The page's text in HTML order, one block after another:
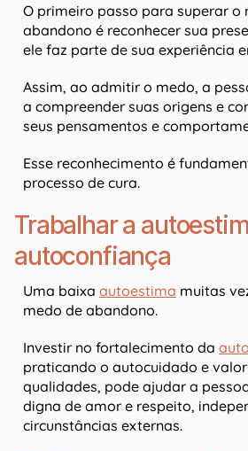
O primeiro passo para superar o
abandono é reconhecer sua
ele faz parte de sua experiência
Assim, ao admitir o medo, a
a compreender suas origens e
seus pensamentos e
Esse reconhecimento é
processo de cura.
Trabalhar a
autoconfiança
Uma baixa autoestima muitas
medo de abandono.
Investir no fortalecimento da
praticando o autocuidado e
qualidades, pode ajudar a
digna de amor e respeito,
circunstâncias externas.